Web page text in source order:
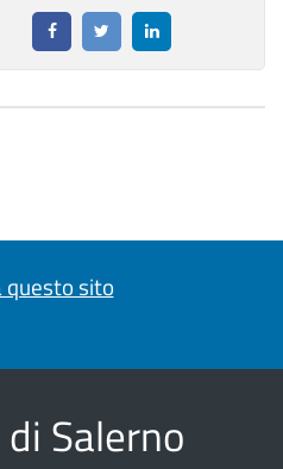
questo sito
Salerno